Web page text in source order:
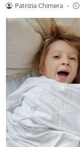
Patrizia Chimera -